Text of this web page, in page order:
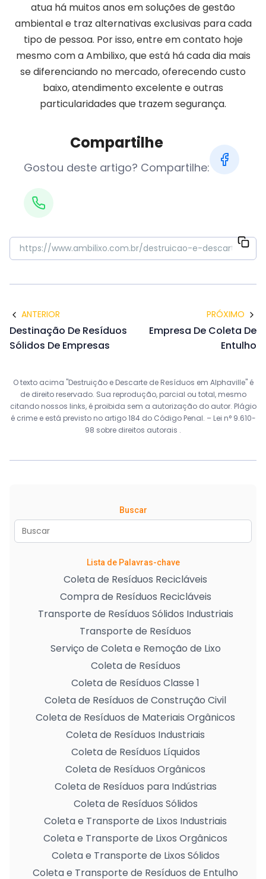
atua há muitos anos em soluções de gestão
ambiental e traz alternativas exclusivas para cada
tipo de pessoa. Por isso, entre em contato hoje
mesmo com a Ambilixo, que está há cada dia mais
se diferenciando no mercado, oferecendo custo
baixo, atendimento excelente e outras
particularidades que trazem segurança.
Compartilhe
Gostou deste artigo? Compartilhe:
ANTERIOR
Destinação De Resíduos
Sólidos De Empresas
PRÓXIMO
Empresa De Coleta De
Entulho
O texto acima "Destruição e Descarte de Resíduos em Alphaville" é
de direito reservado. Sua reprodução, parcial ou total, mesmo
citando nossos links, é proibida sem a autorização do autor. Plágio
é crime e está previsto no artigo 184 do Código Penal. – Lei n° 9.610-
98 sobre direitos autorais .
Buscar
Lista de Palavras-chave
Coleta de Resíduos Recicláveis
Compra de Resíduos Recicláveis
Transporte de Resíduos Sólidos Industriais
Transporte de Resíduos
Serviço de Coleta e Remoção de Lixo
Coleta de Resíduos
Coleta de Resíduos Classe 1
Coleta de Resíduos de Construção Civil
Coleta de Resíduos de Materiais Orgânicos
Coleta de Resíduos Industriais
Coleta de Resíduos Líquidos
Coleta de Resíduos Orgânicos
Coleta de Resíduos para Indústrias
Coleta de Resíduos Sólidos
Coleta e Transporte de Lixos Industriais
Coleta e Transporte de Lixos Orgânicos
Coleta e Transporte de Lixos Sólidos
Coleta e Transporte de Resíduos de Entulho